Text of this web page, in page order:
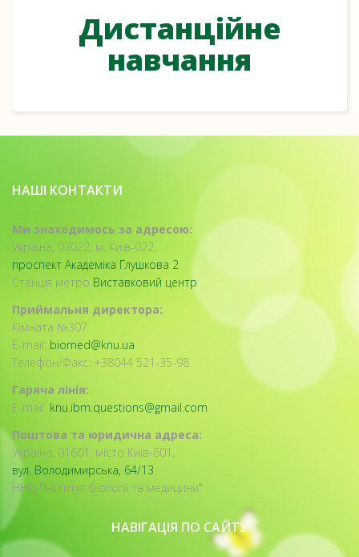
Дистанційне
навчання
НАШІ КОНТАКТИ
Ми знаходимось за адресою:
Україна, 03022, м. Київ-022,
проспект Академіка Глушкова 2
Станція метро Виставковий центр
Приймальня директора:
Кімната №307
E-mail: biomed@knu.ua
Телефон/Факс: +38044 521-35-98
Гаряча лінія:
E-mail: knu.ibm.questions@gmail.com
Поштова та юридична адреса:
Україна, 01601, місто Київ-601,
вул. Володимирська, 64/13
ННЦ "Інститут біології та медицини"
НАВІГАЦІЯ ПО САЙТУ